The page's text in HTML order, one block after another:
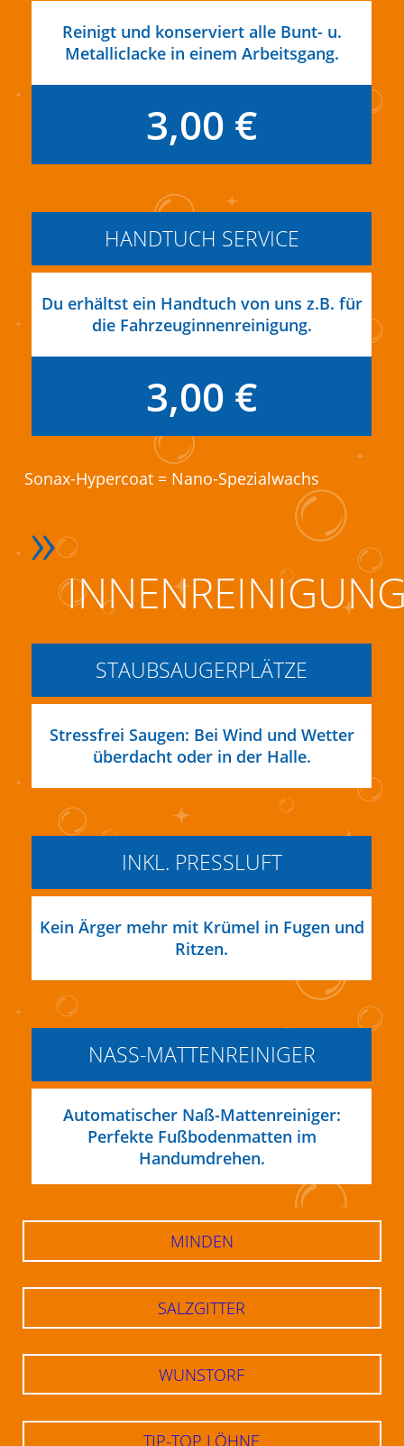
3,00 €
Reinigt und konserviert alle Bunt- u.
Metalliclacke in einem Arbeitsgang.
HANDTUCH SERVICE
3,00 €
Du erhältst ein Handtuch von uns z.B. für
die Fahrzeuginnenreinigung.
Sonax-Hypercoat = Nano-Spezialwachs
»
STAUBSAUGERPLÄTZE
Stressfrei Saugen: Bei Wind und Wetter
überdacht oder in der Halle.
INKL. PRESSLUFT
Kein Ärger mehr mit Krümel in Fugen und
Ritzen.
NASS-MATTENREINIGER
Automatischer Naß-Mattenreiniger:
Perfekte Fußbodenmatten im
Handumdrehen.
überspringen
MINDEN
SALZGITTER
WUNSTORF
TIP-TOP LÖHNE